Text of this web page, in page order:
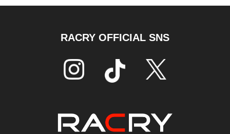
RACRY OFFICIAL SNS